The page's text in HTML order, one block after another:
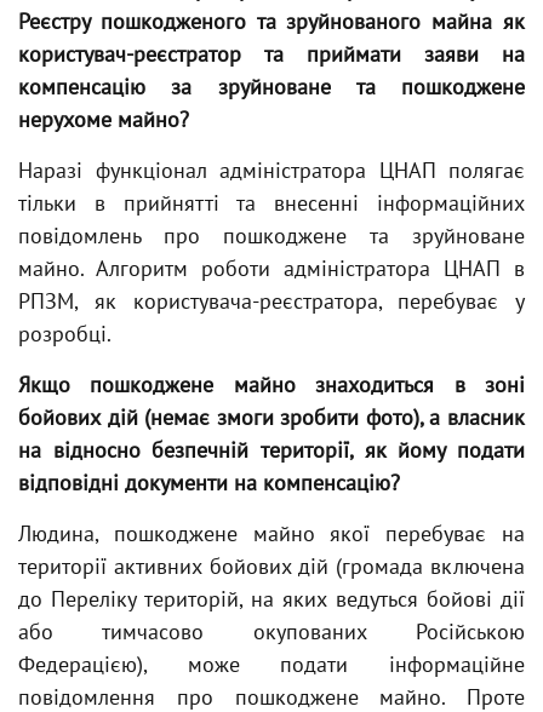
Реєстру пошкодженого та зруйнованого майна як
користувач-реєстратор та приймати заяви на
компенсацію за зруйноване та пошкоджене
нерухоме майно?
Наразі функціонал адміністратора ЦНАП полягає
тільки в прийнятті та внесенні інформаційних
повідомлень про пошкоджене та зруйноване
майно. Алгоритм роботи адміністратора ЦНАП в
РПЗМ, як користувача-реєстратора, перебуває у
розробці.
Якщо пошкоджене майно знаходиться в зоні
бойових дій (немає змоги зробити фото), а власник
на відносно безпечній території, як йому подати
відповідні документи на компенсацію?
Людина, пошкоджене майно якої перебуває на
території активних бойових дій (громада включена
до Переліку територій, на яких ведуться бойові дії
або тимчасово окупованих Російською
Федерацією), може подати інформаційне
повідомлення про пошкоджене майно. Проте